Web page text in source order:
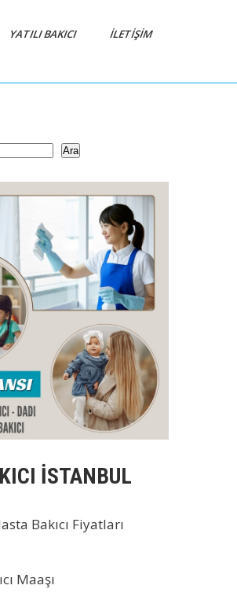
YATILI BAKICI İLETIŞIM
Ara
İSTANBUL
Bakıcı Fiyatları
Maaşı